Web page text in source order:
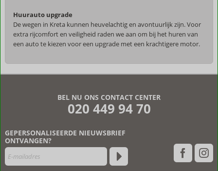
Huurauto upgrade
De wegen in Kreta kunnen heuvelachtig en avontuurlijk zijn. Voor
extra rijcomfort en veiligheid raden we aan om bij het huren van
een auto te kiezen voor een upgrade met een krachtigere motor.
na
hun
verblijf
in
BEL NU ONS CONTACT CENTER
020 449 94 70
GEPERSONALISEERDE NIEUWSBRIEF
ONTVANGEN?